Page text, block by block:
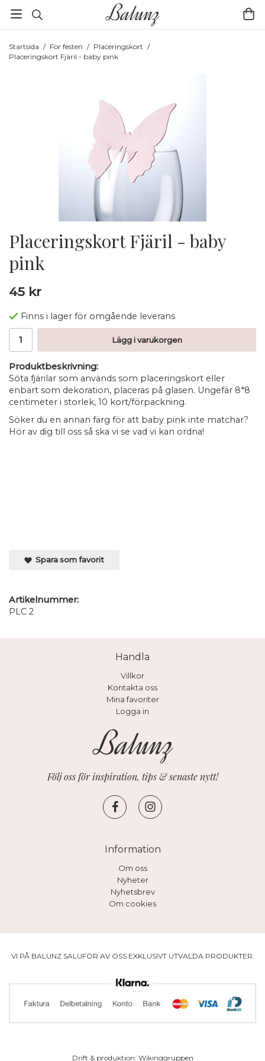
Startsida / För festen / Placeringskort /
Placeringskort Fjäril - baby pink
Placeringskort Fjäril - baby
pink
45 kr
Finns i lager för omgående leverans
Lägg i varukorgen
Produktbeskrivning:
Söta fjärilar som används som placeringskort eller
enbart som dekoration, placeras på glasen. Ungefär 8*8
centimeter i storlek, 10 kort/förpackning.
Söker du en annan färg för att baby pink inte matchar?
Hör av dig till oss så ska vi se vad vi kan ordna!
Spara som favorit
Artikelnummer:
PLC 2
Handla
Villkor
Kontakta oss
Mina favoriter
Logga in
Följ oss för inspiration, tips & senaste nytt!
Information
Om oss
Nyheter
Nyhetsbrev
Om cookies
VI PÅ BALUNZ SALUFÖR AV OSS EXKLUSIVT UTVALDA PRODUKTER.
Drift & produktion: Wikinggruppen